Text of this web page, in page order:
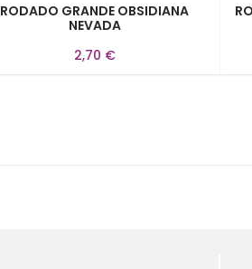
RODADO GRANDE OBSIDIANA
NEVADA
2,70 €